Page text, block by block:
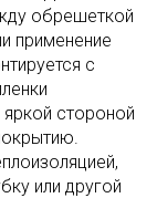
обрешеткой
применение
с
стороной
или другой